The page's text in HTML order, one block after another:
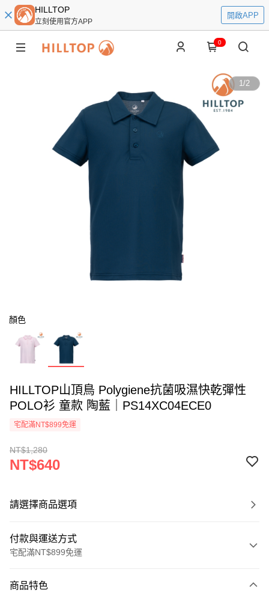
HILLTOP
立刻使用官方APP
開啟APP
0
1/2
顏色
HILLTOP山頂鳥 Polygiene抗菌吸濕快乾彈性
POLO衫 童款 陶藍｜PS14XC04ECE0
宅配滿NT$899免運
NT$1,280
NT$640
請選擇商品選項
付款與運送方式
宅配滿NT$899免運
信用卡一次付款
商品特色